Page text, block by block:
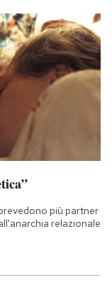
più partner
relazionale